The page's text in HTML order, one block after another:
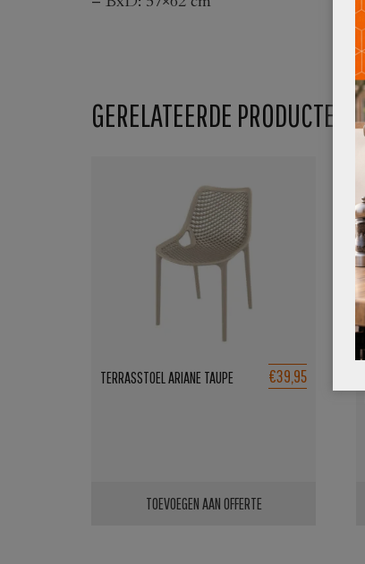
GERELATEERDE PRODUCTEN
TERRASSTOEL ARIANE TAUPE €39,95
TOEVOEGEN AAN OFFERTE